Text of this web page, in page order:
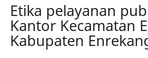
Etika pelayanan
Kantor Kecamatan
Kabupaten